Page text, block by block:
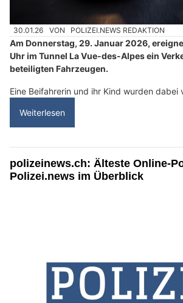
30.01.26 VON POLIZEI.NEWS REDAKTION
Am Donnerstag, 29. Januar 2026,
Uhr im Tunnel La Vue-des-Alpes ein
beteiligten Fahrzeugen.
Eine Beifahrerin und ihr Kind wurden dabei
Weiterlesen
polizeinews.ch: Älteste Online-
Polizei.news im Überblick